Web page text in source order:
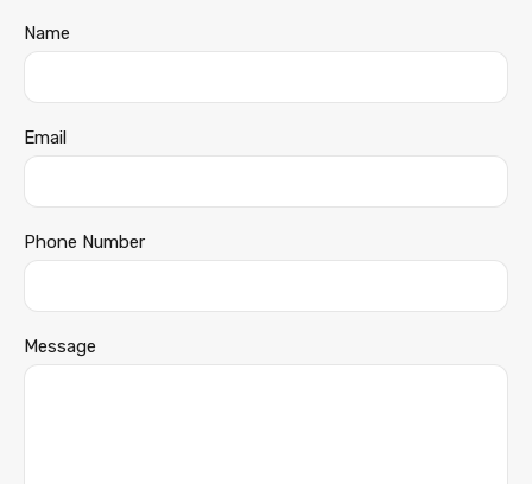
Name
Email
Phone Number
Message